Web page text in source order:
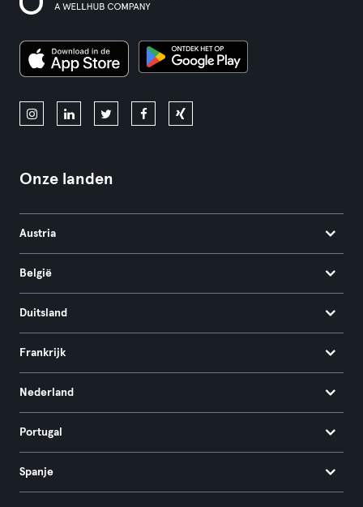
Onze landen
Austria
België
Duitsland
Frankrijk
Nederland
Portugal
Spanje